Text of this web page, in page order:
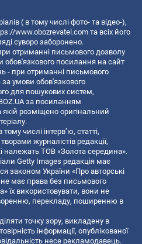
( в тому числі фото- та відео-),
www.obozrevatel.com та всіх його
суворо заборонено.
отриманні письмового дозволу
обов'язкового посилання на сайт
- при отриманні письмового
за умови обов'язкового
для пошукових систем,
за посиланням
якій розміщено оригінальний
числі інтерв’ю, статті,
журналістів редакції,
належать ТОВ «Золота середина».
Getty Images редакція має
законом України «Про авторські
не має права без письмового
їх використовувати, вони не
перекладу, поширенню в
точку зору, викладену в
інформації, опублікованої
несе рекламодавець.